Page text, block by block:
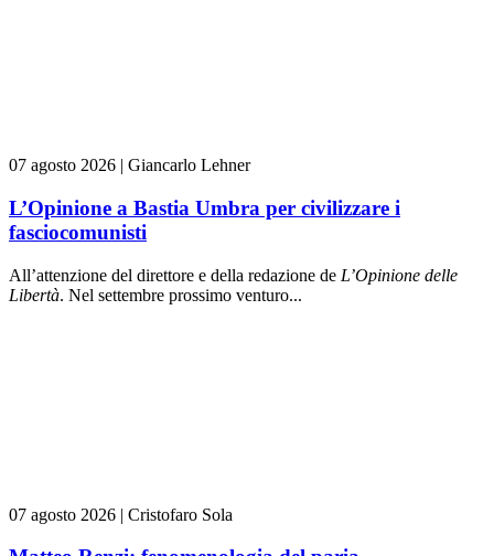
07 agosto 2026 | Giancarlo Lehner
L’Opinione a Bastia Umbra per civilizzare i
fasciocomunisti
All’attenzione del direttore e della redazione de L’Opinione delle
Libertà. Nel settembre prossimo venturo...
07 agosto 2026 | Cristofaro Sola